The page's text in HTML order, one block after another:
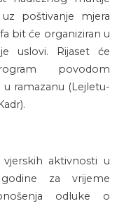
poštivanje mjera
bit će organiziran u
uslovi. Rijaset će
povodom
u ramazanu (Lejletu-
vjerskih aktivnosti u
godine za vrijeme
odluke o